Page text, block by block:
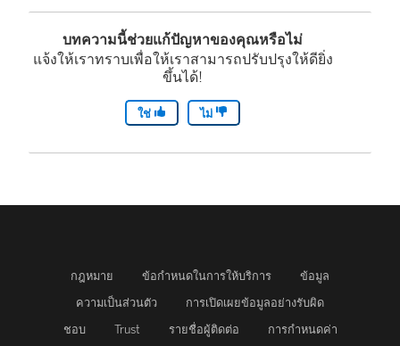
บทความนี้ช่วยแก้ปัญหาของคุณหรือไม่
แจ้งให้เราทราบเพื่อให้เราสามารถปรับปรุงให้ดียิ่ง
ขึ้นได้!
ใช่ ไม่
กฎหมาย ข้อกำหนดในการให้บริการ
ข้อมูล
ความเป็นส่วนตัว
การเปิดเผยข้อมูลอย่างรับผิด
ชอบ
Trust รายชื่อผู้ติดต่อ การกำหนดค่า